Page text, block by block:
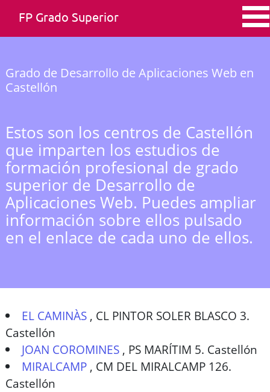
FP Grado Superior
Grado de Desarrollo de Aplicaciones Web en
Castellón
Estos son los centros de Castellón
que imparten los estudios de
formación profesional de grado
superior de Desarrollo de
Aplicaciones Web. Puedes ampliar
información sobre ellos pulsado
en el enlace de cada uno de ellos.
EL CAMINÀS , CL PINTOR SOLER BLASCO 3.
Castellón
JOAN COROMINES , PS MARÍTIM 5. Castellón
MIRALCAMP , CM DEL MIRALCAMP 126.
Castellón